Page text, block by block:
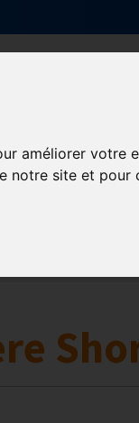
améliorer
site et